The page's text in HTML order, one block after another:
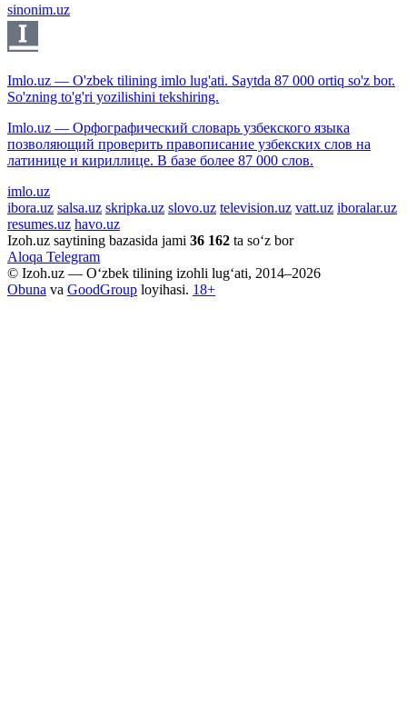
sinonim.uz
Imlo.uz — O'zbek tilining imlo lug'ati. Saytda 87 000 ortiq so'z bor.
So'zning to'g'ri yozilishini tekshiring.
Imlo.uz — Орфографический словарь узбекского языка
позволяющий проверить правописание узбекских слов на
латинице и кириллице. В базе более 87 000 слов.
imlo.uz
ibora.uz salsa.uz skripka.uz slovo.uz television.uz vatt.uz iboralar.uz
resumes.uz havo.uz
Izoh.uz saytining bazasida jami 36 162 ta so‘z bor
Aloqa Telegram
© Izoh.uz — O‘zbek tilining izohli lug‘ati, 2014–2026
Obuna va GoodGroup loyihasi. 18+